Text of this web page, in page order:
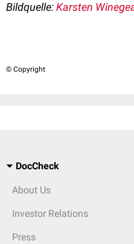
Bildquelle:Karsten
© Copyright
DocCheck
About Us
Investor Relations
Press